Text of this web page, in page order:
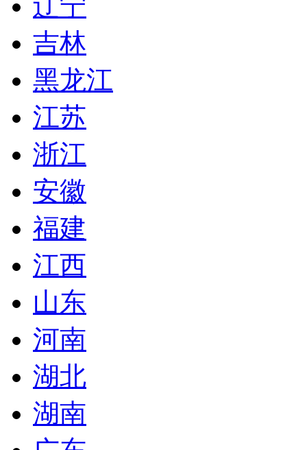
辽宁
吉林
黑龙江
江苏
浙江
安徽
福建
江西
山东
河南
湖北
湖南